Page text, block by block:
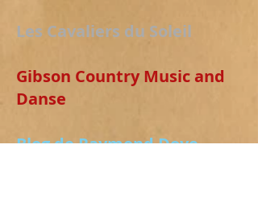
Les Cavaliers du Soleil
Gibson Country Music and
Danse
Blog de Raymond Doye